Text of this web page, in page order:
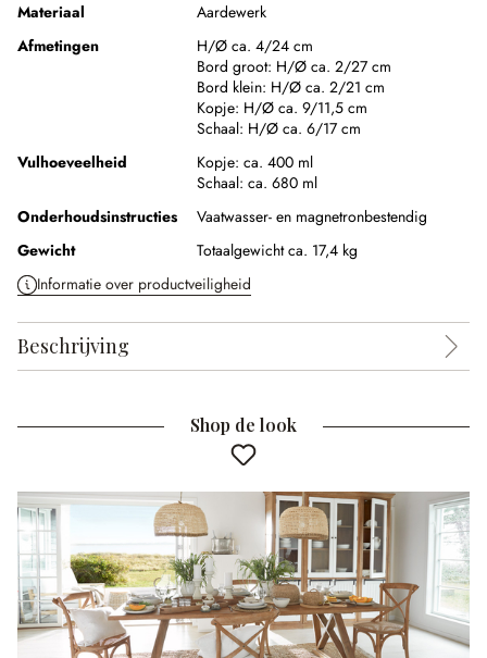
Materiaal
Aardewerk
Afmetingen
H/Ø ca. 4/24 cm
Bord groot: H/Ø ca. 2/27 cm
Bord klein: H/Ø ca. 2/21 cm
Kopje: H/Ø ca. 9/11,5 cm
Schaal: H/Ø ca. 6/17 cm
Vulhoeveelheid
Kopje: ca. 400 ml
Schaal: ca. 680 ml
Onderhoudsinstructies
Vaatwasser- en magnetronbestendig
Gewicht
Totaalgewicht ca. 17,4 kg
Informatie over productveiligheid
Beschrijving
Shop de look